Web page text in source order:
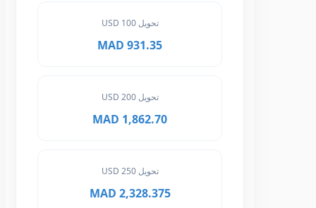
تحويل 100 USD
931.35 MAD
تحويل 200 USD
1,862.70 MAD
تحويل 250 USD
2,328.375 MAD